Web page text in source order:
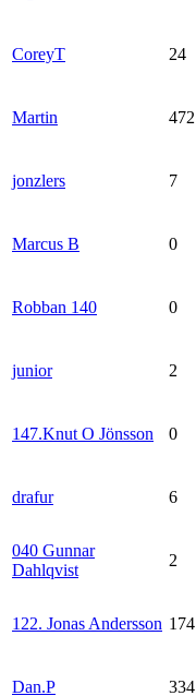
CoreyT 24
Martin 472
jonzlers 7
Marcus B 0
Robban 140 0
junior 2
147.Knut O Jönsson 0
drafur 6
040 Gunnar
Dahlqvist
2
122. Jonas Andersson 174
Dan.P 334